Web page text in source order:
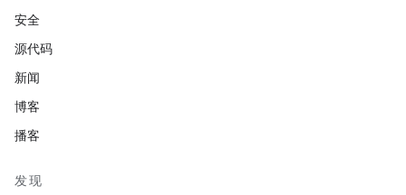
安全
源代码
新闻
博客
播客
发现